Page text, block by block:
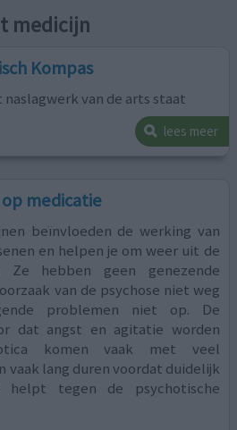
medicijn
Kompas
van de arts staat
lees meer
medicatie
beïnvloeden de werking van
en helpen je om weer uit de
Ze hebben geen genezende
van de psychose niet weg
problemen niet op. De
dat angst en agitatie worden
komen vaak met veel
vaak lang duren voordat duidelijk
tegen de psychotische